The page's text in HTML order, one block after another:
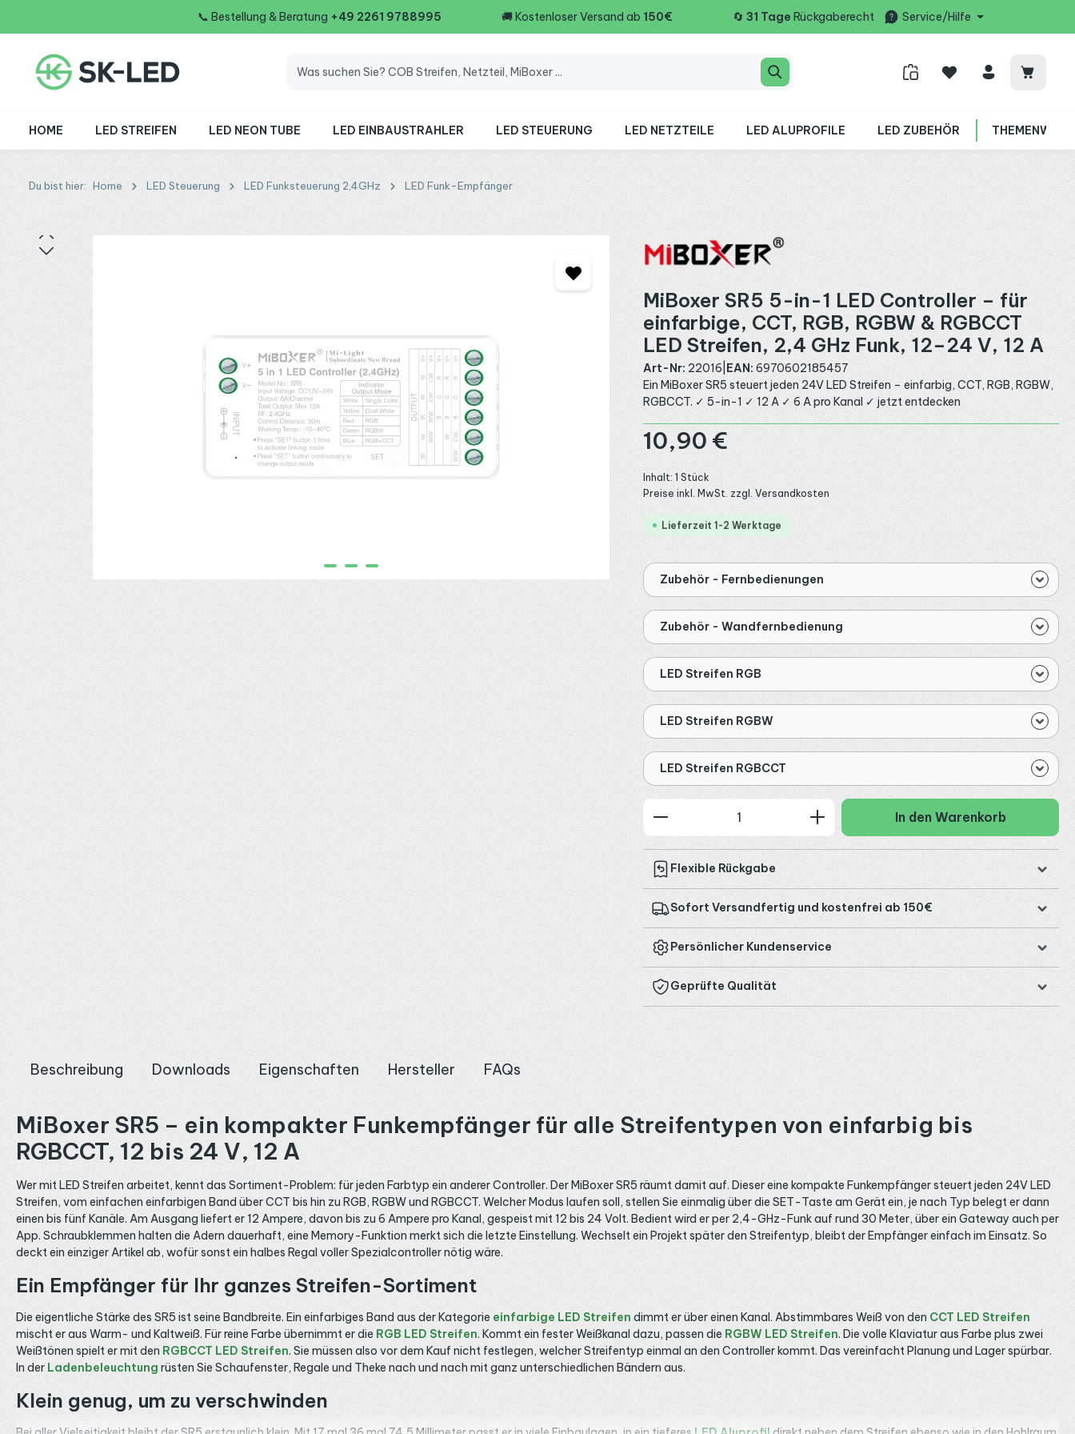
📞 Bestellung & Beratung +49 2261 9788995 🚚 Kostenloser Versand ab 150€ 🔄 31 Tage Rückgaberecht Service/Hilfe
HOME LED STREIFEN LED NEON TUBE LED EINBAUSTRAHLER LED STEUERUNG LED NETZTEILE LED ALUPROFILE LED ZUBEHÖR
Du bist hier: Home LED Steuerung LED Funksteuerung 2,4GHz LED Funk-Empfänger
Bildergalerie überspringen
MiBoxer SR5 5-in-1 LED Controller – für
einfarbige, CCT, RGB, RGBW & RGBCCT
LED Streifen, 2,4 GHz Funk, 12–24 V, 12 A
Art-Nr: 22016 EAN: 6970602185457
Ein MiBoxer SR5 steuert jeden 24V LED Streifen – einfarbig, CCT, RGB, RGBW,
RGBCCT. ✓ 5-in-1 ✓ 12 A ✓ 6 A pro Kanal ✓ jetzt entdecken
Regulärer Preis:
10,90 €
Inhalt: 1 Stück
Preise inkl. MwSt. zzgl. Versandkosten
Lieferzeit 1-2 Werktage
Zubehör - Fernbedienungen
Zubehör - Wandfernbedienung
LED Streifen RGB
LED Streifen RGBW
LED Streifen RGBCCT
Produkt Anzahl: Gib den gewünschten Wert
In den Warenkorb
Flexible Rückgabe
Sofort Versandfertig und kostenfrei ab 150€
Persönlicher Kundenservice
Geprüfte Qualität
Beschreibung Downloads Eigenschaften Hersteller FAQs
MiBoxer SR5 – ein kompakter Funkempfänger für alle Streifentypen von einfarbig bis
RGBCCT, 12 bis 24 V, 12 A
Wer mit LED Streifen arbeitet, kennt das Sortiment-Problem: für jeden Farbtyp ein anderer Controller. Der MiBoxer SR5 räumt damit auf. Dieser eine kompakte Funkempfänger steuert jeden 24V LED
Streifen, vom einfachen einfarbigen Band über CCT bis hin zu RGB, RGBW und RGBCCT. Welcher Modus laufen soll, stellen Sie einmalig über die SET-Taste am Gerät ein, je nach Typ belegt er dann
einen bis fünf Kanäle. Am Ausgang liefert er 12 Ampere, davon bis zu 6 Ampere pro Kanal, gespeist mit 12 bis 24 Volt. Bedient wird er per 2,4-GHz-Funk auf rund 30 Meter, über ein Gateway auch per
App. Schraubklemmen halten die Adern dauerhaft, eine Memory-Funktion merkt sich die letzte Einstellung. Wechselt ein Projekt später den Streifentyp, bleibt der Empfänger einfach im Einsatz. So
deckt ein einziger Artikel ab, wofür sonst ein halbes Regal voller Spezialcontroller nötig wäre.
Ein Empfänger für Ihr ganzes Streifen-Sortiment
Die eigentliche Stärke des SR5 ist seine Bandbreite. Ein einfarbiges Band aus der Kategorie einfarbige LED Streifen dimmt er über einen Kanal. Abstimmbares Weiß von den CCT LED Streifen
mischt er aus Warm- und Kaltweiß. Für reine Farbe übernimmt er die RGB LED Streifen. Kommt ein fester Weißkanal dazu, passen die RGBW LED Streifen. Die volle Klaviatur aus Farbe plus zwei
Weißtönen spielt er mit den RGBCCT LED Streifen. Sie müssen also vor dem Kauf nicht festlegen, welcher Streifentyp einmal an den Controller kommt. Das vereinfacht Planung und Lager spürbar.
In der Ladenbeleuchtung rüsten Sie Schaufenster, Regale und Theke nach und nach mit ganz unterschiedlichen Bändern aus.
Klein genug, um zu verschwinden